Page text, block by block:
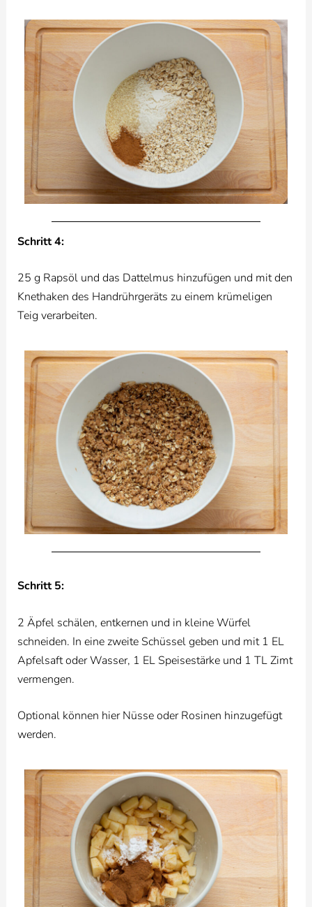
Schritt 4:
25 g Rapsöl und das Dattelmus hinzufügen und mit den
Knethaken des Handrührgeräts zu einem krümeligen
Teig verarbeiten.
Schritt 5:
2 Äpfel schälen, entkernen und in kleine Würfel
schneiden. In eine zweite Schüssel geben und mit 1 EL
Apfelsaft oder Wasser, 1 EL Speisestärke und 1 TL Zimt
vermengen.
Optional können hier Nüsse oder Rosinen hinzugefügt
werden.